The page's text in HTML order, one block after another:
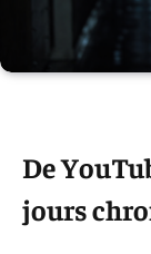
De
jours